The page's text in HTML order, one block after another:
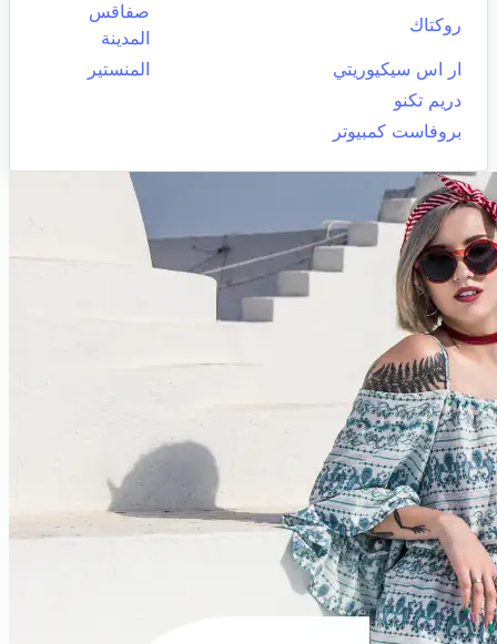
روكتاك
صفاقس
المدينة
ار اس سيكيوريتي
المنستير
دريم تكنو
بروفاست كمبيوتر